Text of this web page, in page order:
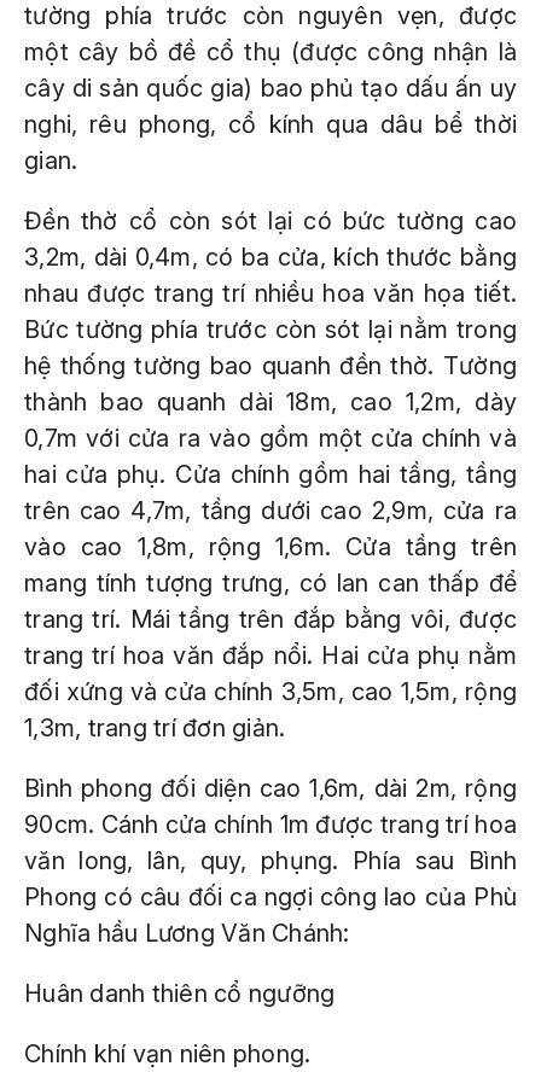
tường phía trước còn nguyên vẹn, được
một cây bồ đề cổ thụ (được công nhận là
cây di sản quốc gia) bao phủ tạo dấu ấn uy
nghi, rêu phong, cổ kính qua dâu bể thời
gian.
Đền thờ cổ còn sót lại có bức tường cao
3,2m, dài 0,4m, có ba cửa, kích thước bằng
nhau được trang trí nhiều hoa văn họa tiết.
Bức tường phía trước còn sót lại nằm trong
hệ thống tường bao quanh đền thờ. Tường
thành bao quanh dài 18m, cao 1,2m, dày
0,7m với cửa ra vào gồm một cửa chính và
hai cửa phụ. Cửa chính gồm hai tầng, tầng
trên cao 4,7m, tầng dưới cao 2,9m, cửa ra
vào cao 1,8m, rộng 1,6m. Cửa tầng trên
mang tính tượng trưng, có lan can thấp để
trang trí. Mái tầng trên đắp bằng vôi, được
trang trí hoa văn đắp nổi. Hai cửa phụ nằm
đối xứng và cửa chính 3,5m, cao 1,5m, rộng
1,3m, trang trí đơn giản.
Bình phong đối diện cao 1,6m, dài 2m, rộng
90cm. Cánh cửa chính 1m được trang trí hoa
văn long, lân, quy, phụng. Phía sau Bình
Phong có câu đối ca ngợi công lao của Phù
Nghĩa hầu Lương Văn Chánh:
Huân danh thiên cổ ngưỡng
Chính khí vạn niên phong.